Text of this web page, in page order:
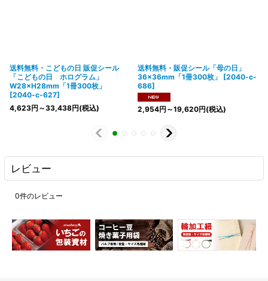
送料無料・こどもの日 販促シール
「こどもの日 ホログラム」
W28×H28mm「1冊300枚」
[2040-c-627]
4,623円 ～33,438円(税込)
送料無料・販促シール「母の日」
36×36mm「1冊300枚」
[2040-c-
686]
2,954円 ～19,620円(税込)
レビュー
0件のレビュー